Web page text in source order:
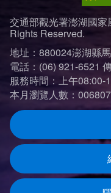
交通部觀光署澎湖國
Rights Reserved.
地址：880024澎湖縣
電話：(06) 921-6521
服務時間：上午08:00-
本月瀏覽人數：